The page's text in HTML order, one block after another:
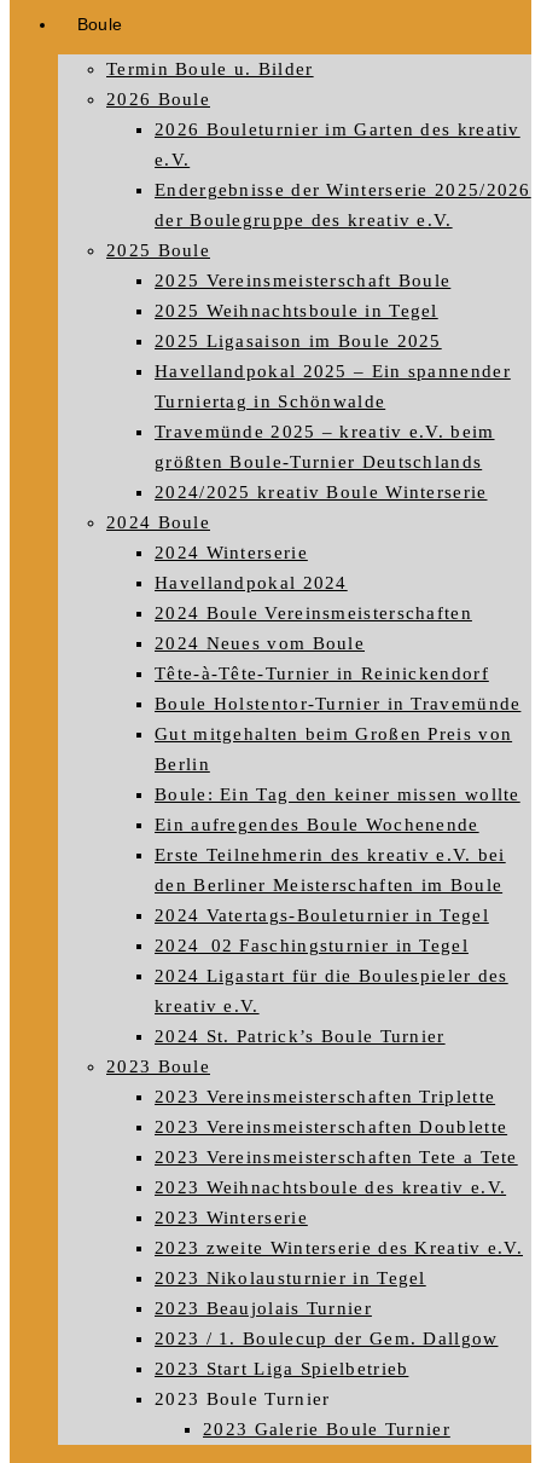
Boule
Termin Boule u. Bilder
2026 Boule
2026 Bouleturnier im Garten des kreativ
e.V.
Endergebnisse der Winterserie 2025/2026
der Boulegruppe des kreativ e.V.
2025 Boule
2025 Vereinsmeisterschaft Boule
2025 Weihnachtsboule in Tegel
2025 Ligasaison im Boule 2025
Havellandpokal 2025 – Ein spannender
Turniertag in Schönwalde
Travemünde 2025 – kreativ e.V. beim
größten Boule-Turnier Deutschlands
2024/2025 kreativ Boule Winterserie
2024 Boule
2024 Winterserie
Havellandpokal 2024
2024 Boule Vereinsmeisterschaften
2024 Neues vom Boule
Tête-à-Tête-Turnier in Reinickendorf
Boule Holstentor-Turnier in Travemünde
Gut mitgehalten beim Großen Preis von
Berlin
Boule: Ein Tag den keiner missen wollte
Ein aufregendes Boule Wochenende
Erste Teilnehmerin des kreativ e.V. bei
den Berliner Meisterschaften im Boule
2024 Vatertags-Bouleturnier in Tegel
2024_02 Faschingsturnier in Tegel
2024 Ligastart für die Boulespieler des
kreativ e.V.
2024 St. Patrick’s Boule Turnier
2023 Boule
2023 Vereinsmeisterschaften Triplette
2023 Vereinsmeisterschaften Doublette
2023 Vereinsmeisterschaften Tete a Tete
2023 Weihnachtsboule des kreativ e.V.
2023 Winterserie
2023 zweite Winterserie des Kreativ e.V.
2023 Nikolausturnier in Tegel
2023 Beaujolais Turnier
2023 / 1. Boulecup der Gem. Dallgow
2023 Start Liga Spielbetrieb
2023 Boule Turnier
2023 Galerie Boule Turnier